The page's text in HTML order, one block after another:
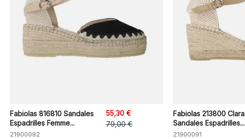
Fabiolas 816810 Sandales
Espadrilles Femme...
21900092
55,30 €
79,00 €
Fabiolas 213800 Clara
Sandales Espadrilles...
21900091